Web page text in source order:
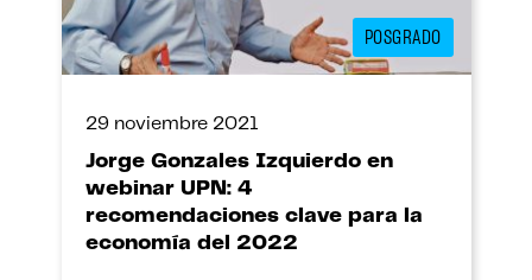
POSGRADO
29 noviembre 2021
Jorge Gonzales Izquierdo en
webinar UPN: 4
recomendaciones clave para la
economía del 2022